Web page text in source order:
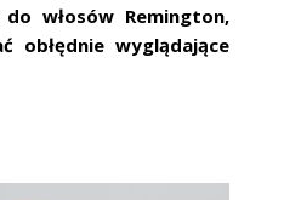
włosów Remington,
obłędnie wyglądające